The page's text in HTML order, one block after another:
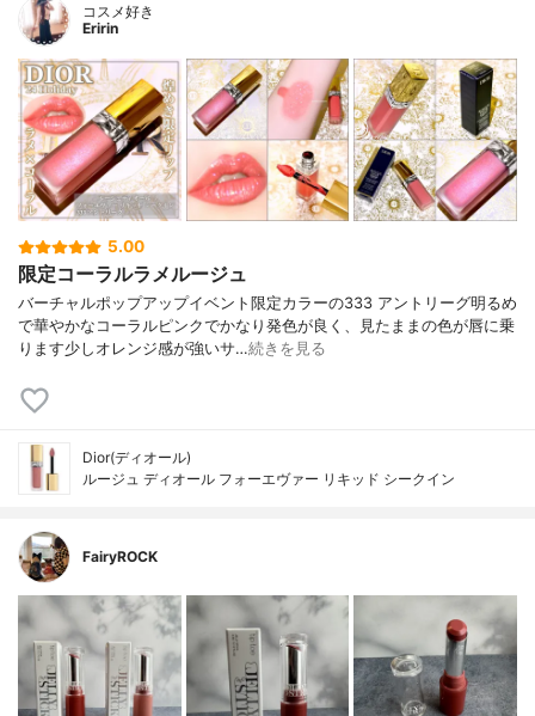
コスメ好き
Eririn
5.00
限定コーラルラメルージュ
バーチャルポップアップイベント限定カラーの333 アントリーグ明るめ
で華やかなコーラルピンクでかなり発色が良く、見たままの色が唇に乗
ります少しオレンジ感が強いサ…続きを見る
Dior(ディオール)
ルージュ ディオール フォーエヴァー リキッド シークイン
FairyROCK